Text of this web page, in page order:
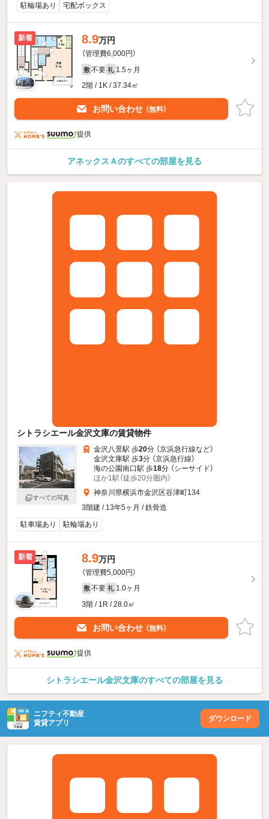
駐輪場あり
宅配ボックス
新着 8.9万円
（管理費6,000円）
敷 不要 礼 1.5ヶ月
2階 / 1K / 37.34㎡
お問い合わせ （無料）
提供
アネックスＡのすべての部屋を見る
シトラシエール金沢文庫の賃貸物件
すべての写真
金沢八景駅 歩20分 （京浜急行線など）
金沢文庫駅 歩3分 （京浜急行線）
海の公園南口駅 歩18分 （シーサイド）
ほか1駅（徒歩20分圏内）
神奈川県横浜市金沢区谷津町134
3階建 / 13年5ヶ月 / 鉄骨造
駐車場あり
駐輪場あり
新着 8.9万円
（管理費5,000円）
敷 不要 礼 1.0ヶ月
3階 / 1R / 28.0㎡
お問い合わせ （無料）
提供
シトラシエール金沢文庫のすべての部屋を見る
ニフティ不動産
賃貸アプリ
ダウンロード